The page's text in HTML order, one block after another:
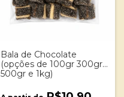
Bala de Chocolate
(opções de 100gr 300gr
500gr e 1kg)